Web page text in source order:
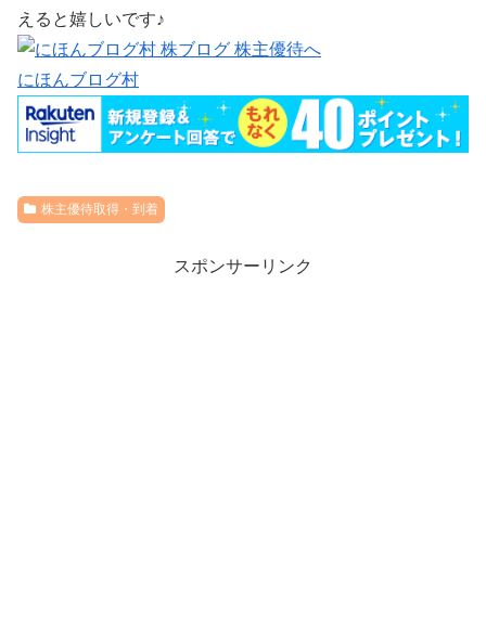
えると嬉しいです♪
にほんブログ村
株主優待取得・到着
スポンサーリンク